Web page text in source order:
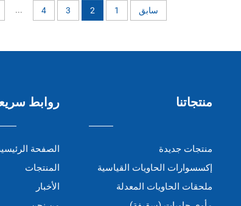
سابق 1
2
3
4
...
منتجاتنا
منتجات جديدة
إكسسوارات الحاويات القياسية
ملحقات الحاويات المعدلة
روابط
الصفحة
المنتجات
الأخبار